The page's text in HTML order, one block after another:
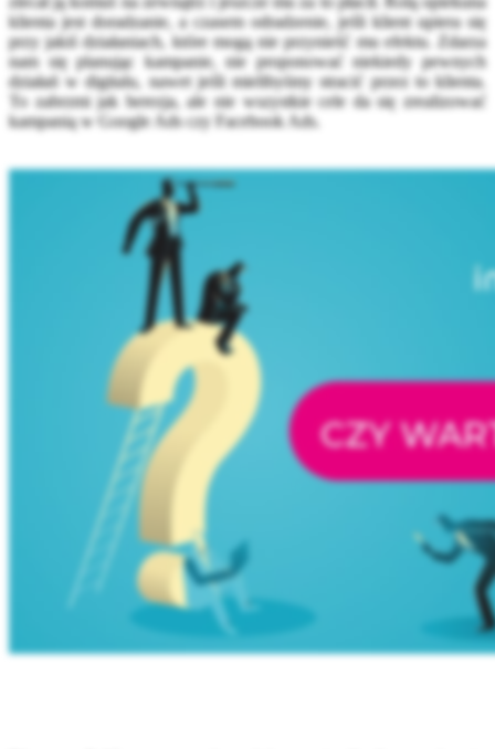
klienta jest doradzanie, a czasem odradzenie, jeśli klient upiera się
przy jakiś działaniach, które mogą nie przynieść mu efektu. Zdarza
nam się planując kampanie, nie proponować niekiedy pewnych
działań w digitalu, nawet jeśli mielibyśmy stracić przez to klienta.
To zabrzmi jak herezja, ale nie wszystkie cele da się zrealizować
kampanią w Google Ads czy Facebook Ads.